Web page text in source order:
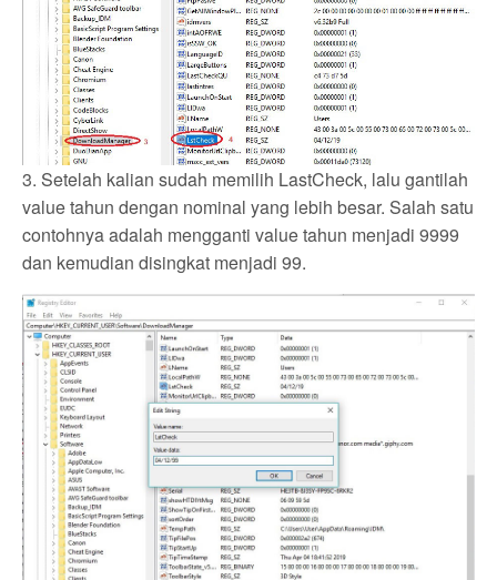
3. Setelah kalian sudah memilih LastCheck, lalu gantilah
value tahun dengan nominal yang lebih besar. Salah satu
contohnya adalah mengganti value tahun menjadi 9999
dan kemudian disingkat menjadi 99.